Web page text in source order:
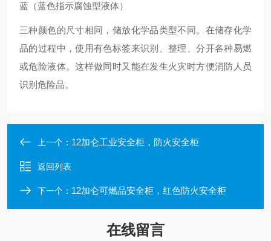
蓝（蓝色指示腐蚀型液体）
三种颜色的尺寸相同，储放化学品类型不同。在储存化学
品的过程中，使用有色标签来识别、整理、分开各种易燃
或危险液体。这样做同时又能在发生火灾时方便消防人员
识别危险品。
上一个： 12加仑工业安全柜，防火安全柜
返回列表
下一个： 12加仑可燃品安全柜，红色防火安全柜
在线留言